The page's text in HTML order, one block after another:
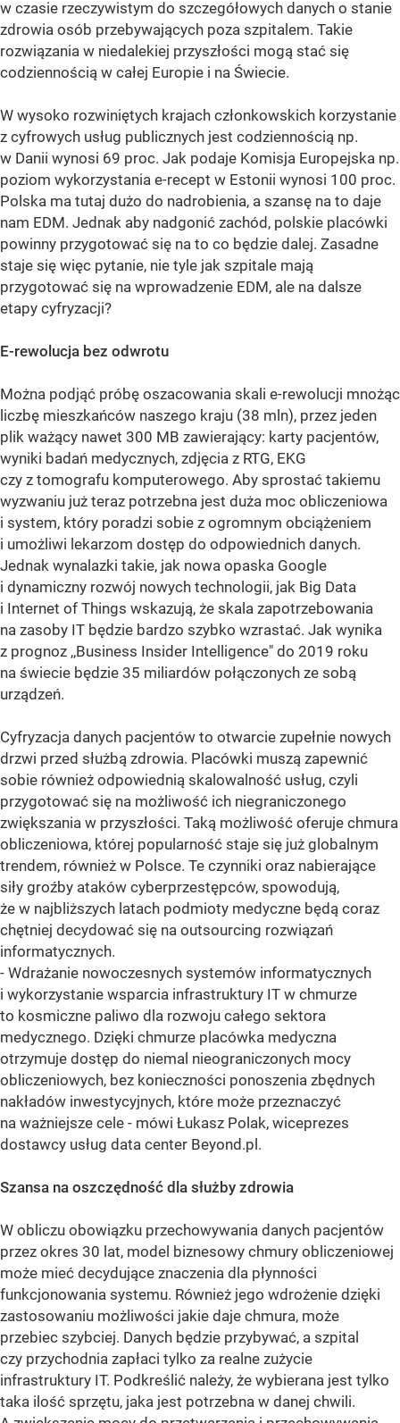
w czasie rzeczywistym do szczegółowych danych o stanie
zdrowia osób przebywających poza szpitalem. Takie
rozwiązania w niedalekiej przyszłości mogą stać się
codziennością w całej Europie i na Świecie.
W wysoko rozwiniętych krajach członkowskich korzystanie
z cyfrowych usług publicznych jest codziennością np.
w Danii wynosi 69 proc. Jak podaje Komisja Europejska np.
poziom wykorzystania e-recept w Estonii wynosi 100 proc.
Polska ma tutaj dużo do nadrobienia, a szansę na to daje
nam EDM. Jednak aby nadgonić zachód, polskie placówki
powinny przygotować się na to co będzie dalej. Zasadne
staje się więc pytanie, nie tyle jak szpitale mają
przygotować się na wprowadzenie EDM, ale na dalsze
etapy cyfryzacji?
E-rewolucja bez odwrotu
Można podjąć próbę oszacowania skali e-rewolucji mnożąc
liczbę mieszkańców naszego kraju (38 mln), przez jeden
plik ważący nawet 300 MB zawierający: karty pacjentów,
wyniki badań medycznych, zdjęcia z RTG, EKG
czy z tomografu komputerowego. Aby sprostać takiemu
wyzwaniu już teraz potrzebna jest duża moc obliczeniowa
i system, który poradzi sobie z ogromnym obciążeniem
i umożliwi lekarzom dostęp do odpowiednich danych.
Jednak wynalazki takie, jak nowa opaska Google
i dynamiczny rozwój nowych technologii, jak Big Data
i Internet of Things wskazują, że skala zapotrzebowania
na zasoby IT będzie bardzo szybko wzrastać. Jak wynika
z prognoz ,,Business Insider Intelligence" do 2019 roku
na świecie będzie 35 miliardów połączonych ze sobą
urządzeń.
Cyfryzacja danych pacjentów to otwarcie zupełnie nowych
drzwi przed służbą zdrowia. Placówki muszą zapewnić
sobie również odpowiednią skalowalność usług, czyli
przygotować się na możliwość ich niegraniczonego
zwiększania w przyszłości. Taką możliwość oferuje chmura
obliczeniowa, której popularność staje się już globalnym
trendem, również w Polsce. Te czynniki oraz nabierające
siły groźby ataków cyberprzestępców, spowodują,
że w najbliższych latach podmioty medyczne będą coraz
chętniej decydować się na outsourcing rozwiązań
informatycznych.
- Wdrażanie nowoczesnych systemów informatycznych
i wykorzystanie wsparcia infrastruktury IT w chmurze
to kosmiczne paliwo dla rozwoju całego sektora
medycznego. Dzięki chmurze placówka medyczna
otrzymuje dostęp do niemal nieograniczonych mocy
obliczeniowych, bez konieczności ponoszenia zbędnych
nakładów inwestycyjnych, które może przeznaczyć
na ważniejsze cele - mówi Łukasz Polak, wiceprezes
dostawcy usług data center Beyond.pl.
Szansa na oszczędność dla służby zdrowia
W obliczu obowiązku przechowywania danych pacjentów
przez okres 30 lat, model biznesowy chmury obliczeniowej
może mieć decydujące znaczenia dla płynności
funkcjonowania systemu. Również jego wdrożenie dzięki
zastosowaniu możliwości jakie daje chmura, może
przebiec szybciej. Danych będzie przybywać, a szpital
czy przychodnia zapłaci tylko za realne zużycie
infrastruktury IT. Podkreślić należy, że wybierana jest tylko
taka ilość sprzętu, jaka jest potrzebna w danej chwili.